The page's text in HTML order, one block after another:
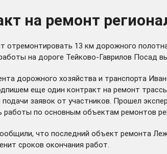
на ремонт
отремонтировать 13 км дорожного
на дороге Тейково-Гаврилов Посад
дорожного хозяйства и транспорта
еще один контракт на ремонт
заявок от участников. Прошел
работы по основным объектам ремонтов
что последний объект ремонта
сроков окончания работ.